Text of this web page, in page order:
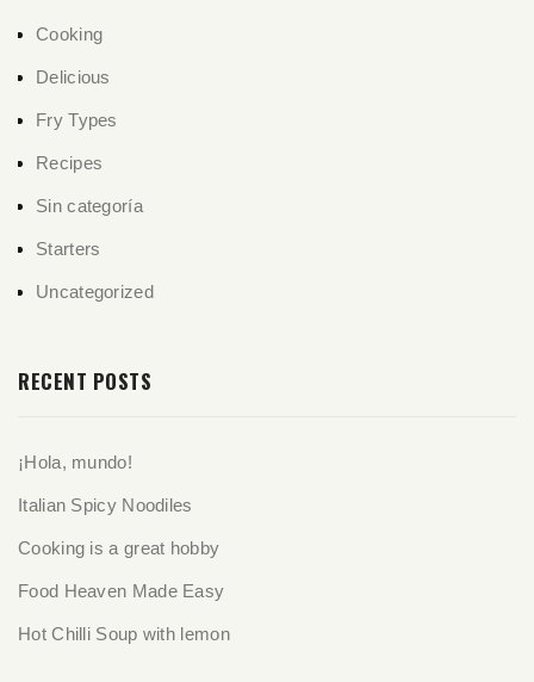
Cooking
Delicious
Fry Types
Recipes
Sin categoría
Starters
Uncategorized
RECENT POSTS
¡Hola, mundo!
Italian Spicy Noodiles
Cooking is a great hobby
Food Heaven Made Easy
Hot Chilli Soup with lemon